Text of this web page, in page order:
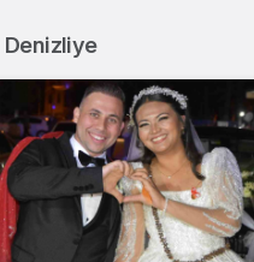
Denizliye